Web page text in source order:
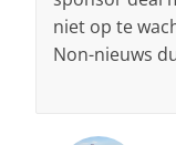
niet op te
Non-nieuws